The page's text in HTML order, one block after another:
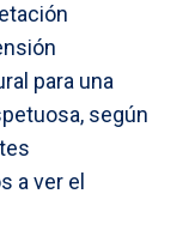
para una
según
a ver el